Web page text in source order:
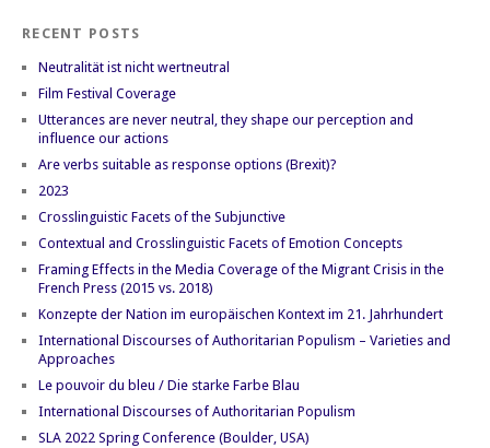
RECENT POSTS
Neutralität ist nicht wertneutral
Film Festival Coverage
Utterances are never neutral, they shape our perception and
influence our actions
Are verbs suitable as response options (Brexit)?
2023
Crosslinguistic Facets of the Subjunctive
Contextual and Crosslinguistic Facets of Emotion Concepts
Framing Effects in the Media Coverage of the Migrant Crisis in the
French Press (2015 vs. 2018)
Konzepte der Nation im europäischen Kontext im 21. Jahrhundert
International Discourses of Authoritarian Populism – Varieties and
Approaches
Le pouvoir du bleu / Die starke Farbe Blau
International Discourses of Authoritarian Populism
SLA 2022 Spring Conference (Boulder, USA)